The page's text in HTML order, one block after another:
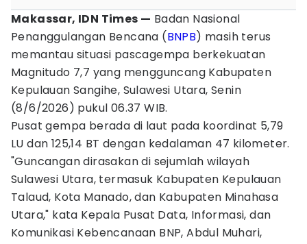
Makassar, IDN Times — Badan Nasional
Penanggulangan Bencana (BNPB) masih terus
memantau situasi pascagempa berkekuatan
Magnitudo 7,7 yang mengguncang Kabupaten
Kepulauan Sangihe, Sulawesi Utara, Senin
(8/6/2026) pukul 06.37 WIB.
Pusat gempa berada di laut pada koordinat 5,79
LU dan 125,14 BT dengan kedalaman 47 kilometer.
"Guncangan dirasakan di sejumlah wilayah
Sulawesi Utara, termasuk Kabupaten Kepulauan
Talaud, Kota Manado, dan Kabupaten Minahasa
Utara," kata Kepala Pusat Data, Informasi, dan
Komunikasi Kebencanaan BNP, Abdul Muhari,